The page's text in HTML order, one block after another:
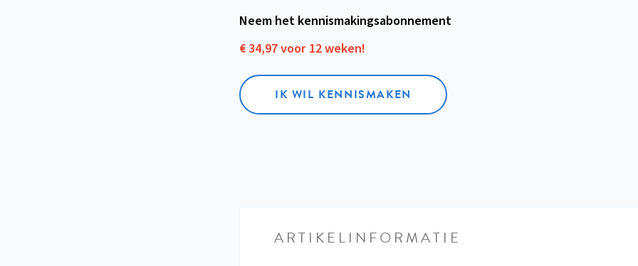
Neem het kennismakings­abonnement
€ 34,97 voor 12 weken!
IK WIL KENNISMAKEN
ARTIKELINFORMATIE